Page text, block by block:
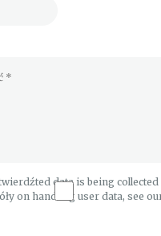
data is being
on handling user data, see